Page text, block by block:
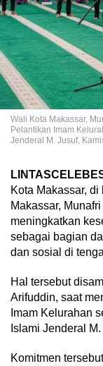
Wali Kota Makassar,
Pelantikan Imam
Jenderal M. Jusuf,
Kota Makassar,
Makassar,
meningkatkan
sebagai bagian
dan sosial di
Hal tersebut
Arifuddin, saat
Imam Kelurahan
Islami Jenderal
Komitmen